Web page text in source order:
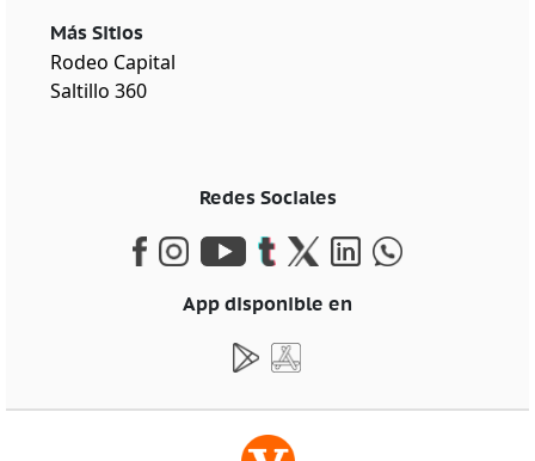
Más Sitios
Rodeo Capital
Saltillo 360
Redes Sociales
App disponible en